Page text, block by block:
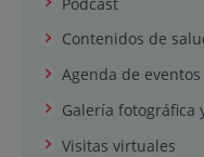
Contenidos de
Agenda de eventos
Galería fotográfica
Visitas virtuales